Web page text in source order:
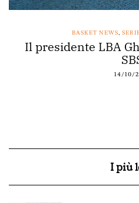
BASKET NEWS,
Il presidente LBA
14/10/
I più